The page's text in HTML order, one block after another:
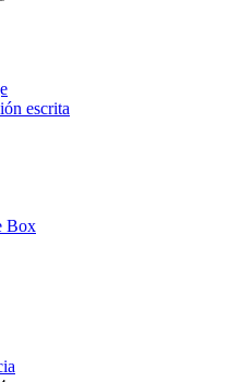
escrita
Box